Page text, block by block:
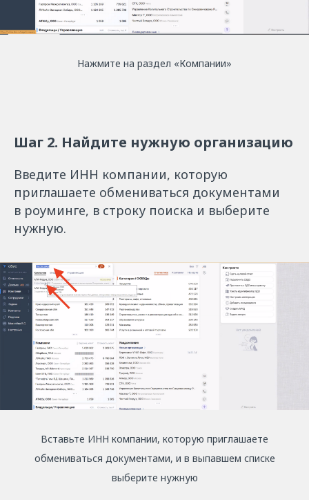
Нажмите на раздел «Компании»
Шаг 2. Найдите нужную организацию
Введите ИНН компании, которую
приглашаете обмениваться документами
в роуминге, в строку поиска и выберите
нужную.
Вставьте ИНН компании, которую приглашаете
обмениваться документами, и в выпавшем списке
выберите нужную